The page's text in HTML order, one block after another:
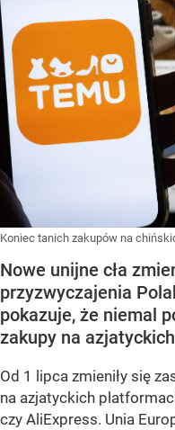
Koniec tanich zakupów na
Nowe unijne cła
przyzwyczajenia
pokazuje, że niemal
zakupy na
Od 1 lipca zmieniły się
na azjatyckich
czy AliExpress. Unia